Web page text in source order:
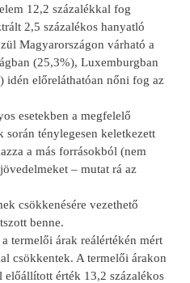
12,2 százalékkal fog
2,5 százalékos hanyatló
Magyarországon várható a
(25,3%), Luxemburgban
idén előreláthatóan nőni fog az
esetekben a megfelelő
ténylegesen keletkezett
a más forrásokból (nem
– mutat rá az
csökkenésére vezethető
benne.
termelői árak reálértékén mért
csökkentek. A termelői árakon
előállított érték 13,2 százalékos